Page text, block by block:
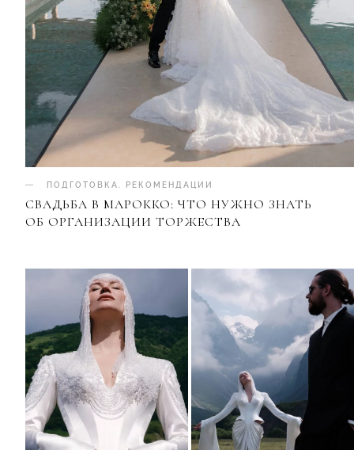
ПОДГОТОВКА РЕКОМЕНДАЦИИ
СВАДЬБА В МАРОККО: ЧТО НУЖНО ЗНАТЬ
ОБ ОРГАНИЗАЦИИ ТОРЖЕСТВА